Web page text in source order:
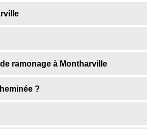
ramonage à Montharville
?